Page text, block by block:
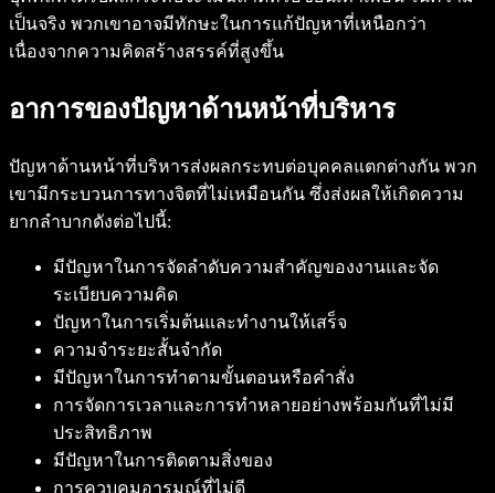
เป็นจริง พวกเขาอาจมีทักษะในการแก้ปัญหาที่เหนือกว่า
เนื่องจากความคิดสร้างสรรค์ที่สูงขึ้น
อาการของปัญหาด้านหน้าที่บริหาร
ปัญหาด้านหน้าที่บริหารส่งผลกระทบต่อบุคคลแตกต่างกัน พวก
เขามีกระบวนการทางจิตที่ไม่เหมือนกัน ซึ่งส่งผลให้เกิดความ
ยากลำบากดังต่อไปนี้:
มีปัญหาในการจัดลำดับความสำคัญของงานและจัด
ระเบียบความคิด
ปัญหาในการเริ่มต้นและทำงานให้เสร็จ
ความจำระยะสั้นจำกัด
มีปัญหาในการทำตามขั้นตอนหรือคำสั่ง
การจัดการเวลาและการทำหลายอย่างพร้อมกันที่ไม่มี
ประสิทธิภาพ
มีปัญหาในการติดตามสิ่งของ
การควบคุมอารมณ์ที่ไม่ดี